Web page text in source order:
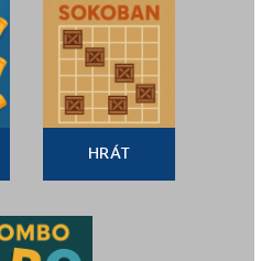
HRÁT